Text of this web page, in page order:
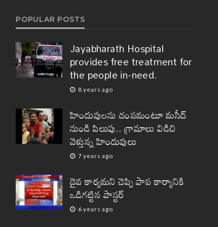
POPULAR POSTS
Jayabharath Hospital
provides free treatment for
the people in-need.
8 years ago
హిందువులను చంపమంటూ మసీద్
నుండి పిలుపు.. గ్రామాలు విడిచి
వెళ్తున్న హిందువులు
7 years ago
దైవ కార్యమని చెప్పి పాప కార్యానికి
ఒడిగట్టిన పాస్టర్
6 years ago
Jayabharath Hospital
provides free treatment
for the people in-need.